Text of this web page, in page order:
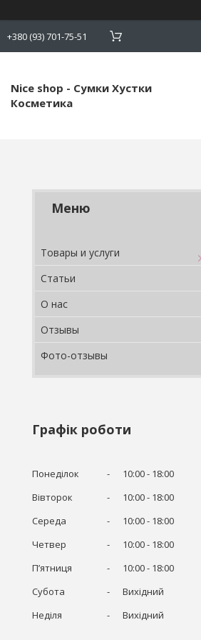
+380 (93) 701-75-51
Nice shop - Сумки Хустки
Косметика
Товары и услуги
Статьи
О нас
Отзывы
Фото-отзывы
Графік роботи
Понеділок 10:00
18:00
Вівторок
10:00
18:00
Середа
10:00
18:00
Четвер
10:00
18:00
Пʼятниця
10:00
18:00
Субота
Вихідний
Неділя
Вихідний